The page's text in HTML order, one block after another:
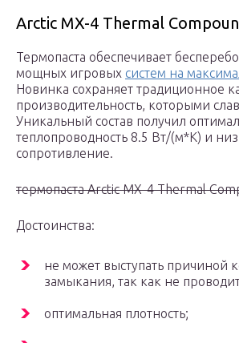
Arctic MX-4 Thermal
Термопаста обеспечивает
мощных игровых систем на
Новинка сохраняет традиционное
производительность, которыми
Уникальный состав получил
теплопроводность 8.5 Вт/(м*К) и
сопротивление.
термопаста Arctic MX-4 Thermal
Достоинства:
не может выступать причиной
замыкания, так как не
оптимальная плотность;